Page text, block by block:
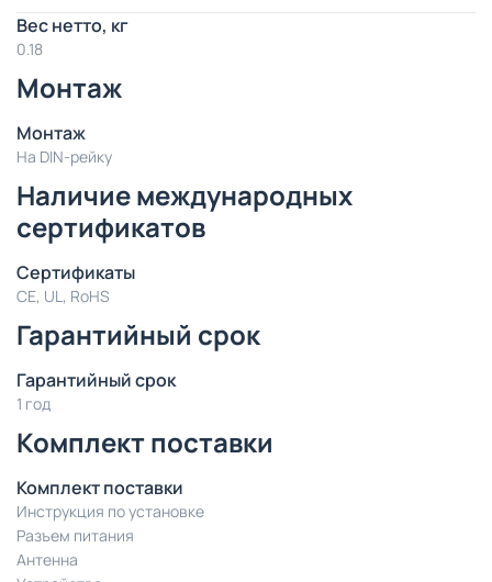
Вес нетто, кг
0.18
Монтаж
Монтаж
На DIN-рейку
Наличие международных
сертификатов
Сертификаты
CE, UL, RoHS
Гарантийный срок
Гарантийный срок
1 год
Комплект поставки
Комплект поставки
Инструкция по установке
Разъем питания
Антенна